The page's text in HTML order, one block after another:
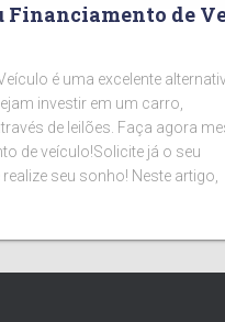
Financiamento de
é uma excelente
investir em um carro,
de leilões. Faça agora
de veículo!Solicite já o seu
seu sonho! Neste artigo,